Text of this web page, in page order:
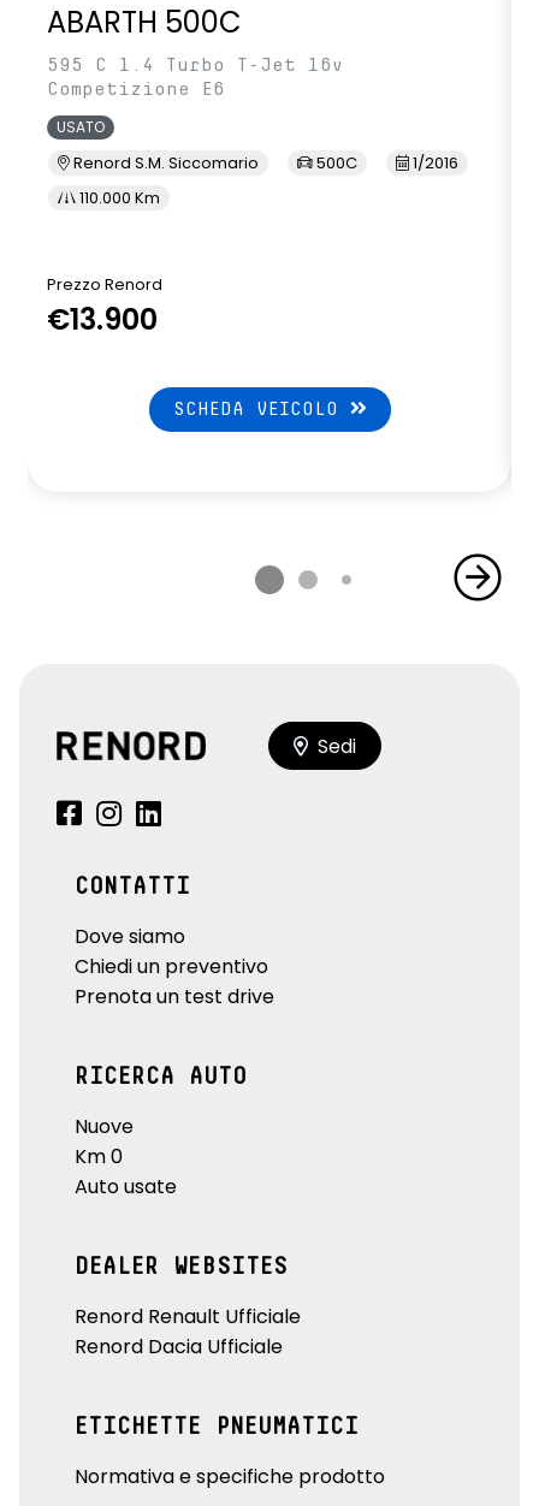
ABARTH 500C
595 C 1.4 Turbo T-Jet 16v
Competizione E6
USATO
Renord S.M. Siccomario 500C
1/2016
110.000 Km
Prezzo Renord
€13.900
SCHEDA VEICOLO
Sedi
CONTATTI
Dove siamo
Chiedi un preventivo
Prenota un test drive
RICERCA AUTO
Nuove
Km 0
Auto usate
DEALER WEBSITES
Renord Renault Ufficiale
Renord Dacia Ufficiale
ETICHETTE PNEUMATICI
Normativa e specifiche prodotto